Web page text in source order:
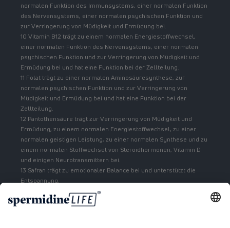
normalen Funktion des Immunsystems, einer normalen Funktion
des Nervensystems, einer normalen psychischen Funktion und
zur Verringerung von Müdigkeit und Ermüdung bei.
10 Vitamin B12 trägt zu einem normalen Energiestoffwechsel,
einer normalen Funktion des Nervensystems, einer normalen
psychischen Funktion und zur Verringerung von Müdigkeit und
Ermüdung bei und hat eine Funktion bei der Zellteilung.
11 Folat trägt zu einer normalen Aminosäuresynthese, zur
normalen psychischen Funktion und zur Verringerung von
Müdigkeit und Ermüdung bei und hat eine Funktion bei der
Zellteilung.
12 Pantothensäure trägt zur Verringerung von Müdigkeit und
Ermüdung, zu einem normalen Energiestoffwechsel, zu einer
normalen geistigen Leistung, zu einer normalen Synthese und zu
einem normalen Stoffwechsel von Steroidhormonen, Vitamin D
und einigen Neurotransmittern bei.
13 Safran trägt zu emotionaler Balance bei und unterstützt die
Entspannung.